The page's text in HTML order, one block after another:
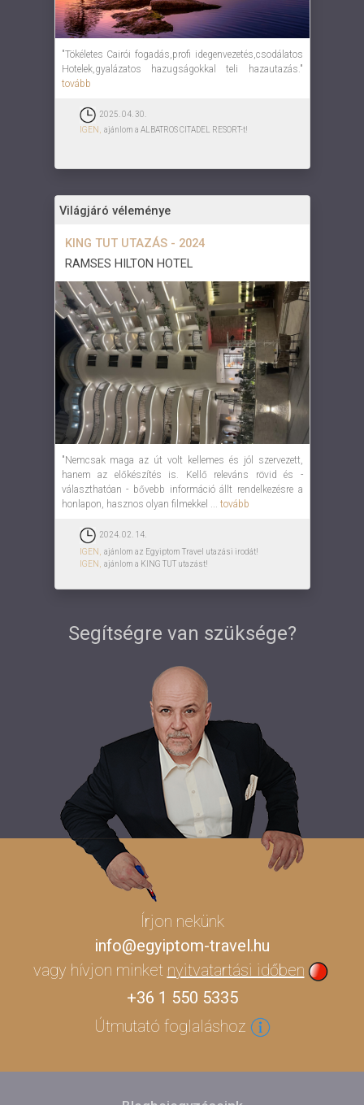
"Tökéletes Cairói fogadás,profi idegenvezetés,csodálatos
Hotelek,gyalázatos hazugságokkal teli hazautazás."
tovább
2025. 04. 30.
IGEN,
ajánlom a ALBATROS CITADEL RESORT-t!
Világjáró véleménye
KING TUT UTAZÁS - 2024
RAMSES HILTON HOTEL
"Nemcsak maga az út volt kellemes és jól szervezett,
hanem az előkészítés is. Kellő releváns rövid és -
választhatóan - bővebb információ állt rendelkezésre a
honlapon, hasznos olyan filmekkel ... tovább
2024. 02. 14.
IGEN,
ajánlom az Egyiptom Travel utazási irodát!
IGEN,
ajánlom a KING TUT utazást!
Segítségre van szüksége?
Írjon nekünk
info@egyiptom-travel.hu
vagy hívjon minket nyitvatartási időben
+36 1 550 5335
Útmutató foglaláshoz